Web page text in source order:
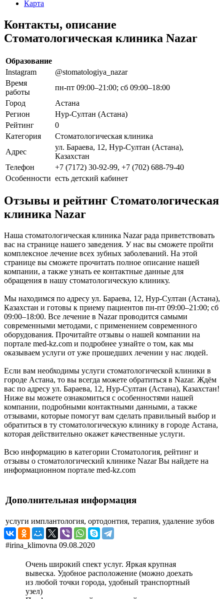
Карта
Контакты, описание
Стоматологическая клиника Nazar
Образование
Instagram
@stomatologiya_nazar
Время
работы
пн-пт 09:00–21:00; сб 09:00–18:00
Город
Астана
Регион
Нур-Султан (Астана)
Рейтинг
0
Категория
Стоматологическая клиника
Адрес
ул. Бараева, 12, Нур-Султан (Астана),
Казахстан
Телефон
+7 (7172) 30-92-99, +7 (702) 688-79-40
Особенности есть детский кабинет
Отзывы и рейтинг Стоматологическая
клиника Nazar
Наша стоматологическая клиника Nazar рада приветствовать
вас на странице нашего заведения. У нас вы сможете пройти
комплексное лечение всех зубных заболеваний. На этой
странице вы сможете прочитать полное описание нашей
компании, а также узнать ее контактные данные для
обращения в нашу стоматологическую клинику.
Мы находимся по адресу ул. Бараева, 12, Нур-Султан (Астана),
Казахстан и готовы к приему пациентов пн-пт 09:00–21:00; сб
09:00–18:00. Все лечение в Nazar проводится самыми
современными методами, с применением современного
оборудования. Прочитайте отзывы о нашей компании на
портале med-kz.com и подробнее узнайте о том, как мы
оказываем услуги от уже прошедших лечении у нас людей.
Если вам необходимы услуги стоматологической клиники в
городе Астана, то вы всегда можете обратиться в Nazar. Ждём
вас по адресу ул. Бараева, 12, Нур-Султан (Астана), Казахстан!
Ниже вы можете ознакомиться с особенностями нашей
компании, подробными контактными данными, а также
отзывами, которые помогут вам сделать правильный выбор и
обратиться в ту стоматологическую клинику в городе Астана,
которая действительно окажет качественные услуги.
Всю информацию в категории Стоматология, рейтинг и
отзывы о стоматологический клинике Nazar Вы найдете на
информационном портале med-kz.com
Дополнительная информация
услуги имплантология, ортодонтия, терапия, удаление зубов
#irina_klimovna 09.08.2020
Очень широкий спект услуг. Яркая крупная
вывеска. Удобное расположение (можно доехать
из любой точки города, удобный транспортный
узел)